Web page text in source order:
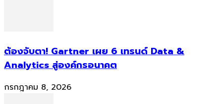
ต้องจับตา! Gartner เผย 6 เทรนด์ Data &
Analytics สู่องค์กรอนาคต
กรกฎาคม 8, 2026